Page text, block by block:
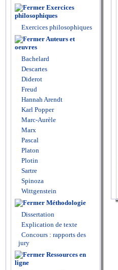
Exercices
philosophiques
Exercices philosophiques
Auteurs et
oeuvres
Bachelard
Descartes
Diderot
Freud
Hannah Arendt
Karl Popper
Marc-Aurèle
Marx
Pascal
Platon
Plotin
Sartre
Spinoza
Wittgenstein
Méthodologie
Dissertation
Explication de texte
Concours : rapports des
jury
Ressources en
ligne